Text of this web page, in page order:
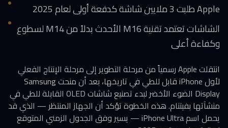
Apple طلبت 3 ملايين شاشة كدفعة أولى لعام 2025
الشاشات تعتمد تقنية M16 الأحدث بدلاً من M14 لسطوع
وكفاءة أعلى
انتقلت Apple رسمياً من مرحلة التطوير إلى مرحلة الإنتاج الفعلي
لأول iPhone قابل للطي في تاريخها، بعد أن منحت Samsung
Display الضوء الأخضر لبدء تصنيع شاشات OLED القابلة للطي في
منشآتها بفيتنام. هذه الخطوة تؤكد أن الجهاز المنتظر — الذي قد
يحمل اسم iPhone Ultra — يسير وفق الجدول الزمني المتوقع